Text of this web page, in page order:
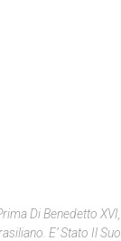
Di Benedetto XVI,
E’ Stato Il Suo